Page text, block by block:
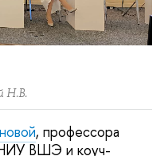
Н.В.
, профессора
НИУ ВШЭ и коуч-